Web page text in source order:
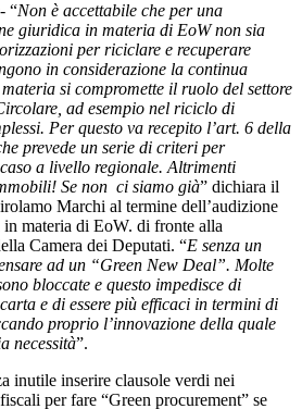
“Non è accettabile che per una
giuridica in materia di EoW non sia
per riciclare e recuperare
in considerazione la continua
si compromette il ruolo del settore
ad esempio nel riciclo di
Per questo va recepito l’art. 6 della
prevede un serie di criteri per
a livello regionale. Altrimenti
Se non ci siamo già” dichiara il
Marchi al termine dell’audizione
materia di EoW. di fronte alla
Camera dei Deputati. “E senza un
ad un “Green New Deal”. Molte
bloccate e questo impedisce di
e di essere più efficaci in termini di
proprio l’innovazione della quale
necessità”.
inutile inserire clausole verdi nei
per fare “Green procurement” se